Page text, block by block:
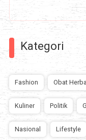
Kategori
Fashion Obat Herbal
Kuliner Politik
Nasional Lifestyle